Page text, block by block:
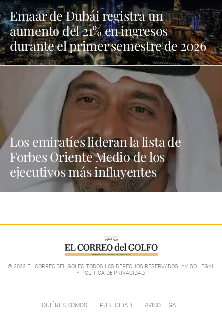
Emaar de Dubái registra un
aumento del 21% en ingresos
durante el primer semestre de 2026
Los emiratíes lideran la lista de
Forbes Oriente Medio de los
ejecutivos más influyentes
© 2022 EL CORREO DEL GOLFO TODOS LOS DERECHOS RESERVADOS. AVISO LEGAL
Y POLÍTICA DE PRIVACIDAD.
QUIÉNES SOMOS PUBLICIDAD AVISO LEGAL